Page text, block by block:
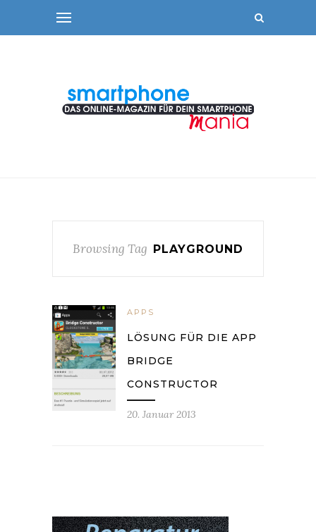
Browsing Tag PLAYGROUND
APPS
LÖSUNG FÜR DIE APP
BRIDGE
CONSTRUCTOR
20. Januar 2013